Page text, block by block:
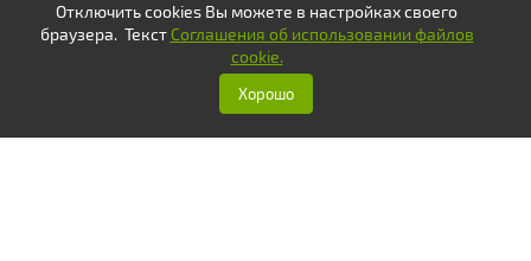
Отключить cookies Вы можете в настройках своего
браузера. Текст Соглашения об использовании файлов
cookie.
Хорошо